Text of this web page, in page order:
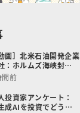
動画］北米石油開発企業
：ホルムズ海峡封…
前
投資家アンケート：
成AIを投資でどう…